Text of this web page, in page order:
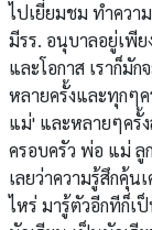
ไปเยี่ยมชม ทำควา
มีรร. อนุบาลอยู่เพีย
และโอกาส เราก็มั
หลายครั้งและทุกๆค
แม่' และหลายๆครั้ง
ครอบครัว พ่อ แม่ ลู
เลยว่าความรู้สึกคุ้
ไหร่ มารู้ตัวอีกทีก็เ